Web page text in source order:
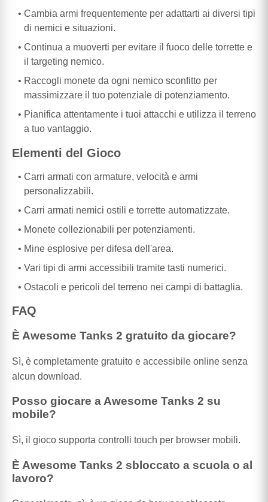
Cambia armi frequentemente per adattarti ai diversi tipi
di nemici e situazioni.
Continua a muoverti per evitare il fuoco delle torrette e
il targeting nemico.
Raccogli monete da ogni nemico sconfitto per
massimizzare il tuo potenziale di potenziamento.
Pianifica attentamente i tuoi attacchi e utilizza il terreno
a tuo vantaggio.
Elementi del Gioco
Carri armati con armature, velocità e armi
personalizzabili.
Carri armati nemici ostili e torrette automatizzate.
Monete collezionabili per potenziamenti.
Mine esplosive per difesa dell'area.
Vari tipi di armi accessibili tramite tasti numerici.
Ostacoli e pericoli del terreno nei campi di battaglia.
FAQ
È Awesome Tanks 2 gratuito da giocare?
Sì, è completamente gratuito e accessibile online senza
alcun download.
Posso giocare a Awesome Tanks 2 su
mobile?
Sì, il gioco supporta controlli touch per browser mobili.
È Awesome Tanks 2 sbloccato a scuola o al
lavoro?